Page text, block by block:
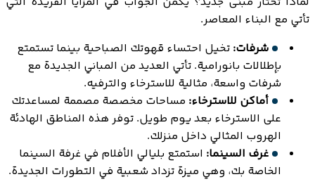
تأتي مع البناء المعاصر.
شرفات: تخيل احتساء قهوتك الصباحية بينما تستمتع
بإطلالات بانورامية. تأتي العديد من المباني الجديدة مع
شرفات واسعة، مثالية للاسترخاء والترفيه.
أماكن للاسترخاء: مساحات مخصصة مصممة لمساعدتك
على الاسترخاء بعد يوم طويل. توفر هذه المناطق الهادئة
الهروب المثالي داخل منزلك.
غرف السينما: استمتع بليالي الأفلام في غرفة السينما
الخاصة بك، وهي ميزة تزداد شعبية في التطورات الجديدة.